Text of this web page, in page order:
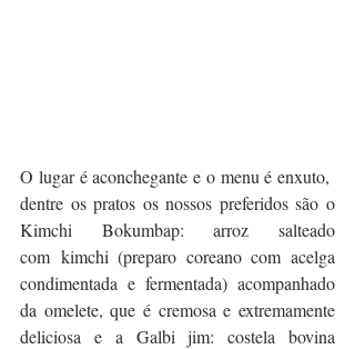
O lugar é aconchegante e o menu é enxuto,
dentre os pratos os nossos preferidos são o
Kimchi Bokumbap: arroz salteado
com kimchi (preparo coreano com acelga
condimentada e fermentada) acompanhado
da omelete, que é cremosa e extremamente
deliciosa e a Galbi jim: costela bovina